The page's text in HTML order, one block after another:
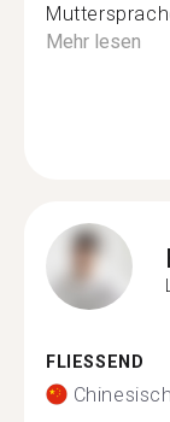
Mehr lesen
FLIESSEND